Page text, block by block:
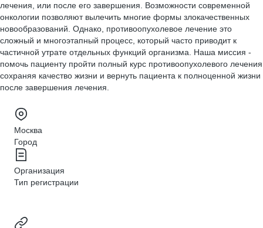
лечения, или после его завершения. Возможности современной
онкологии позволяют вылечить многие формы злокачественных
новообразований. Однако, противоопухолевое лечение это
сложный и многоэтапный процесс, который часто приводит к
частичной утрате отдельных функций организма. Наша миссия -
помочь пациенту пройти полный курс противоопухолевого лечения
сохраняя качество жизни и вернуть пациента к полноценной жизни
после завершения лечения.
Москва
Город
Организация
Тип регистрации